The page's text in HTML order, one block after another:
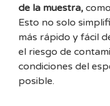
de la muestra,
Esto no solo
más rápido y fácil
el riesgo de
condiciones del
posible.